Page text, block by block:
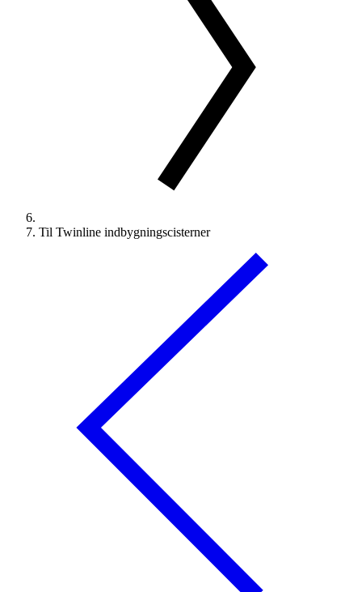
Til Twinline indbygningscisterner